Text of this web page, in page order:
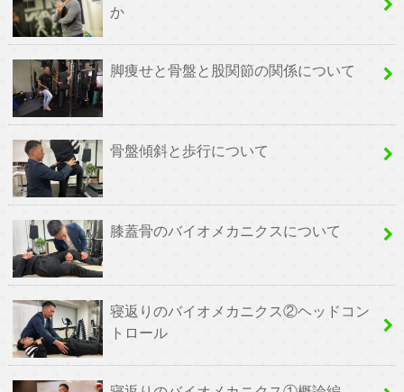
か
脚痩せと骨盤と股関節の関係について
骨盤傾斜と歩行について
膝蓋骨のバイオメカニクスについて
寝返りのバイオメカニクス②ヘッドコン
トロール